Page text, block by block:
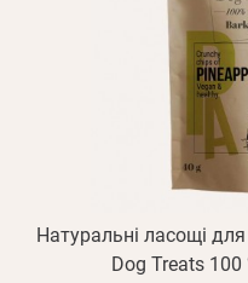
Натуральні ласощі
Dog Treats 100